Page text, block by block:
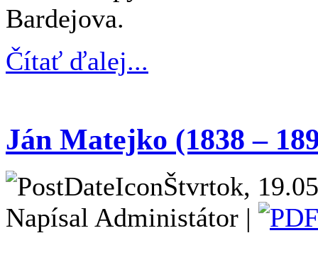
Bardejova.
Čítať ďalej...
Ján Matejko (1838 –
Štvrtok,
Napísal Administátor |